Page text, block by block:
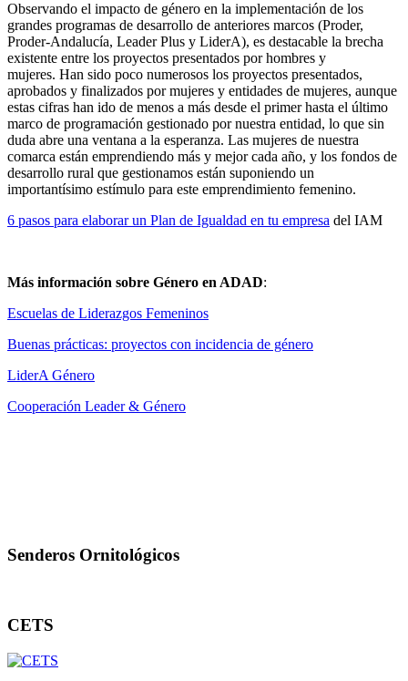
Observando el impacto de género en la implementación de los
grandes programas de desarrollo de anteriores marcos (Proder,
Proder-Andalucía, Leader Plus y LiderA), es destacable la brecha
existente entre los proyectos presentados por hombres y
mujeres. Han sido poco numerosos los proyectos presentados,
aprobados y finalizados por mujeres y entidades de mujeres, aunque
estas cifras han ido de menos a más desde el primer hasta el último
marco de programación gestionado por nuestra entidad, lo que sin
duda abre una ventana a la esperanza. Las mujeres de nuestra
comarca están emprendiendo más y mejor cada año, y los fondos de
desarrollo rural que gestionamos están suponiendo un
importantísimo estímulo para este emprendimiento femenino.
6 pasos para elaborar un Plan de Igualdad en tu empresa del IAM
Más información sobre Género en ADAD:
Escuelas de Liderazgos Femeninos
Buenas prácticas: proyectos con incidencia de género
LiderA Género
Cooperación Leader & Género
Senderos Ornitológicos
CETS